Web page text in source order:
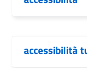
accessibilità